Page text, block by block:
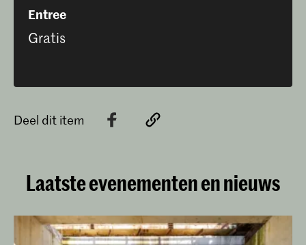
Entree
Gratis
Deel dit item
Laatste evenementen en nieuws